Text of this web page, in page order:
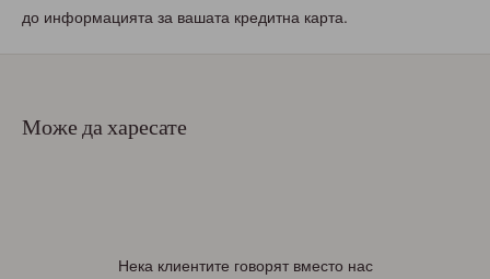
до информацията за вашата кредитна карта.
Може да харесате
Нека клиентите говорят вместо нас